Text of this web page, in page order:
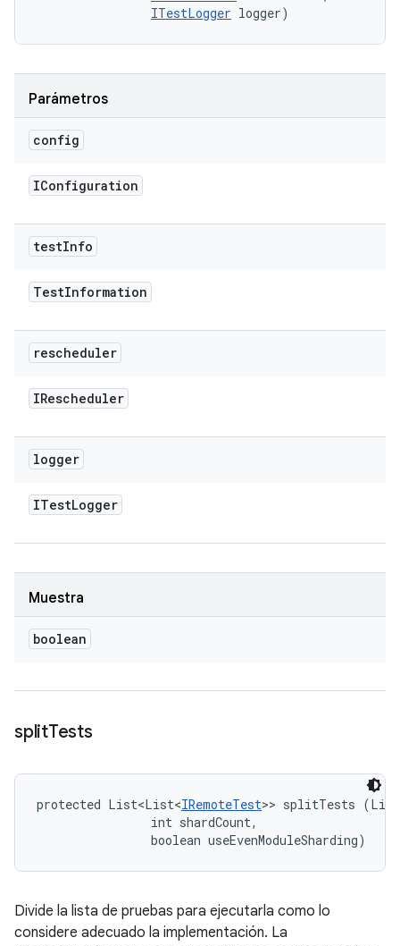
ITestLogger logger)
Parámetros
config
IConfiguration
testInfo
TestInformation
rescheduler
IRescheduler
logger
ITestLogger
Muestra
boolean
splitTests
protected List<List<IRemoteTest>> splitTests
                int shardCount,
                boolean useEvenModuleSharding)
Divide la lista de pruebas para ejecutarla como lo
considere adecuado la implementación. La